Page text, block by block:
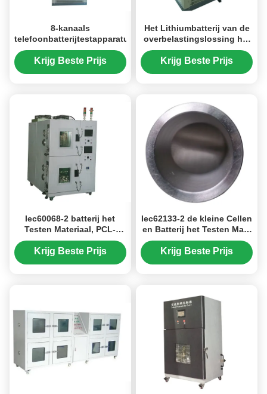
8-kanaals
telefoonbatterijtestapparatuur
Krijg Beste Prijs
Het Lithiumbatterij van de
overbelastingslossing het
Testen Materiaal 20V 30A
Krijg Beste Prijs
Iec60068-2 batterij het
Testen Materiaal, PCL-
Controledubbel - Gelaagde
Hoge Lage
Krijg Beste Prijs
Iec62133-2 de kleine Cellen
en Batterij het Testen Maat
van de Materiaalopname
Krijg Beste Prijs